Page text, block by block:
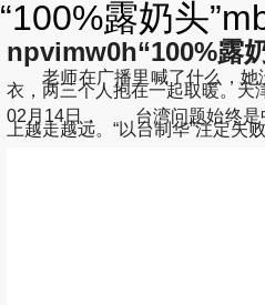
“100%露奶头
npvimw0h“100%露
老师在广播里喊了什么，她没
衣，两三个人抱在一起取暖。天
02月14日， 台湾问题始终是中
上越走越远。“以台制华”注定